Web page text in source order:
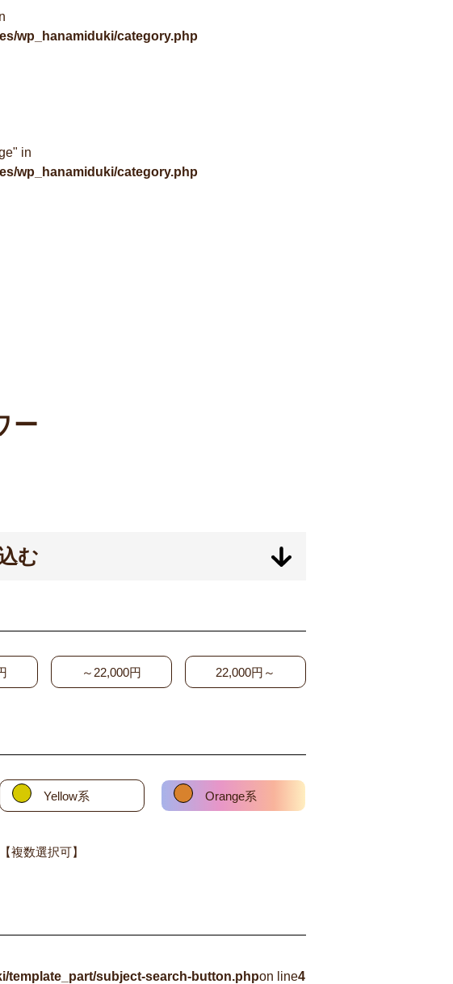
wp_hanamiduki/category.php
in
wp_hanamiduki/category.php
ー
む
～22,000円 22,000円～
Yellow系 Orange系
【複数選択可】
template_part/subject-search-button.phpon line4